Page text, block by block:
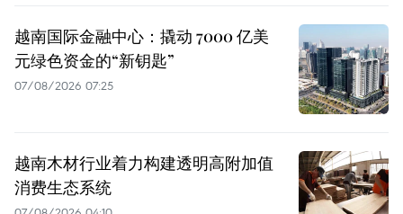
越南国际金融中心：撬动 7000 亿美
元绿色资金的“新钥匙”
07/08/2026 07:25
越南木材行业着力构建透明高附加值
消费生态系统